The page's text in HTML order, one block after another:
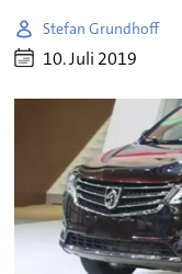
Stefan Grundhoff
10. Juli 2019